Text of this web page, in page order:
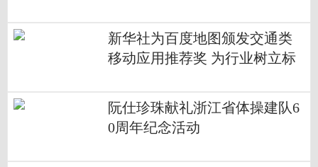
新华社为百度地图颁发交通类
移动应用推荐奖 为行业树立标
阮仕珍珠献礼浙江省体操建队6
0周年纪念活动